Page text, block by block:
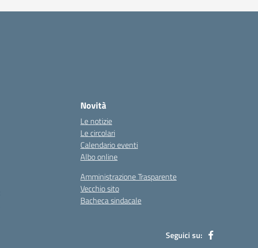
Novità
Le notizie
Le circolari
Calendario eventi
Albo online
Amministrazione Trasparente
Vecchio sito
Bacheca sindacale
Seguici su: